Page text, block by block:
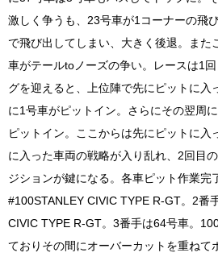
激しく争うも、23号車が1コーナーの飛
で飛び出してしまい、大きく後退。また
車がテールtoノーズの争い。レースは1
グを迎えると、上位陣で先にピットに入
に1号車がピットイン。さらにその翌周
ピットイン。ここからは先にピットに入
に入った車両の戦略が入り乱れ、2回目
ジションが鍵になる。各車ピット作業完
#100STANLEY CIVIC TYPE R-GT。2番
CIVIC TYPE R-GT。3番手は64号車。
ておりその間にオーバーカットを重ねて